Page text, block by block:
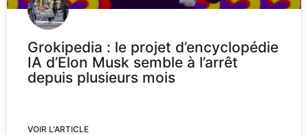
Grokipedia : le projet d’encyclopédie
IA d’Elon Musk semble à l’arrêt
depuis plusieurs mois
VOIR L'ARTICLE